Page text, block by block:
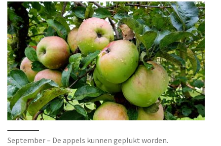
September – De appels kunnen geplukt worden.